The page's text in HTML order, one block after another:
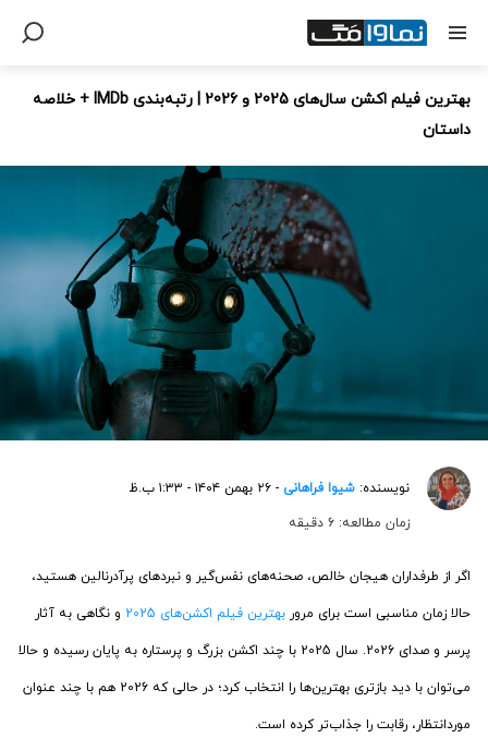
بهترین فیلم اکشن سال‌های 2025 و 2026 | رتبه‌بندی IMDb + خلاصه
داستان
نویسنده: شیوا فراهانی - ۲۶ بهمن ۱۴۰۴ - ۱:۳۳ ب.ظ
زمان مطالعه: 6 دقیقه
اگر از طرفداران هیجان خالص، صحنه‌های نفس‌گیر و نبردهای پرآدرنالین هستید،
حالا زمان مناسبی است برای مرور بهترین فیلم اکشن‌های 2025 و نگاهی به آثار
پرسر و صدای 2026. سال 2025 با چند اکشن بزرگ و پرستاره به پایان رسیده و حالا
می‌توان با دید بازتری بهترین‌ها را انتخاب کرد؛ در حالی که 2026 هم با چند عنوان
موردانتظار، رقابت را جذاب‌تر کرده است.